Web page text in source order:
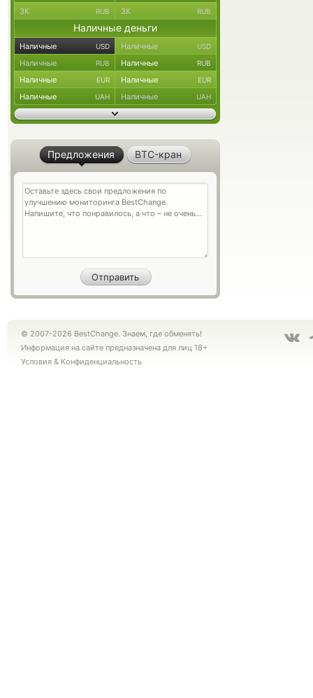
ЗК RUB ЗК RUB
Наличные деньги
Наличные USD Наличные USD
Наличные RUB Наличные RUB
Наличные EUR Наличные EUR
Наличные UAH Наличные UAH
Предложения BTC-кран
© 2007-2026 BestChange. Знаем, где обменять!
Информация на сайте предназначена для лиц 18+
Условия & Конфиденциальность